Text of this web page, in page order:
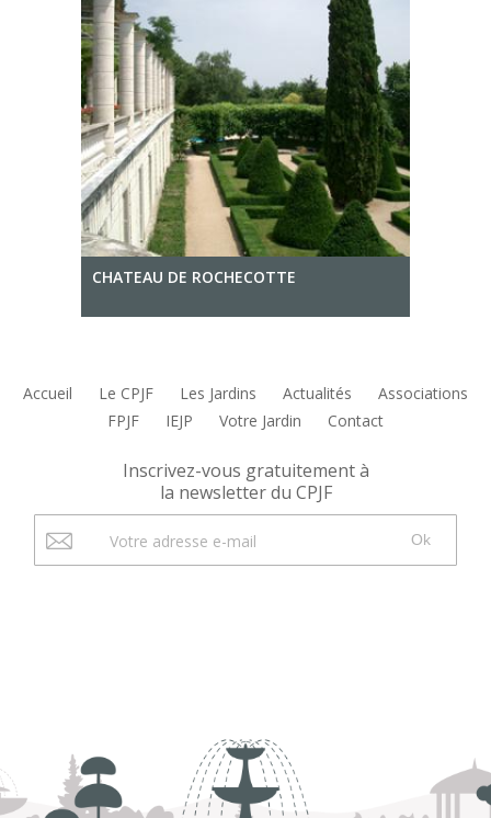
CHATEAU DE ROCHECOTTE
Accueil Le CPJF Les Jardins Actualités
Associations
FPJF
IEJP Votre Jardin Contact
Inscrivez-vous gratuitement à
la newsletter du CPJF
Ok